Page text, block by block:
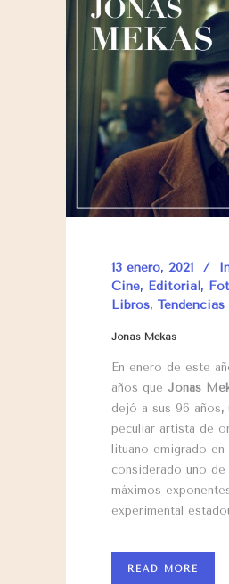
13 enero, 2021
Cine, Editorial,
Libros, Tendencias
Jonas Mekas
En enero de este
años que Jonas
dejó a sus 96 años,
peculiar artista de
lituano emigrado en
considerado uno de
máximos
experimental
READ MORE